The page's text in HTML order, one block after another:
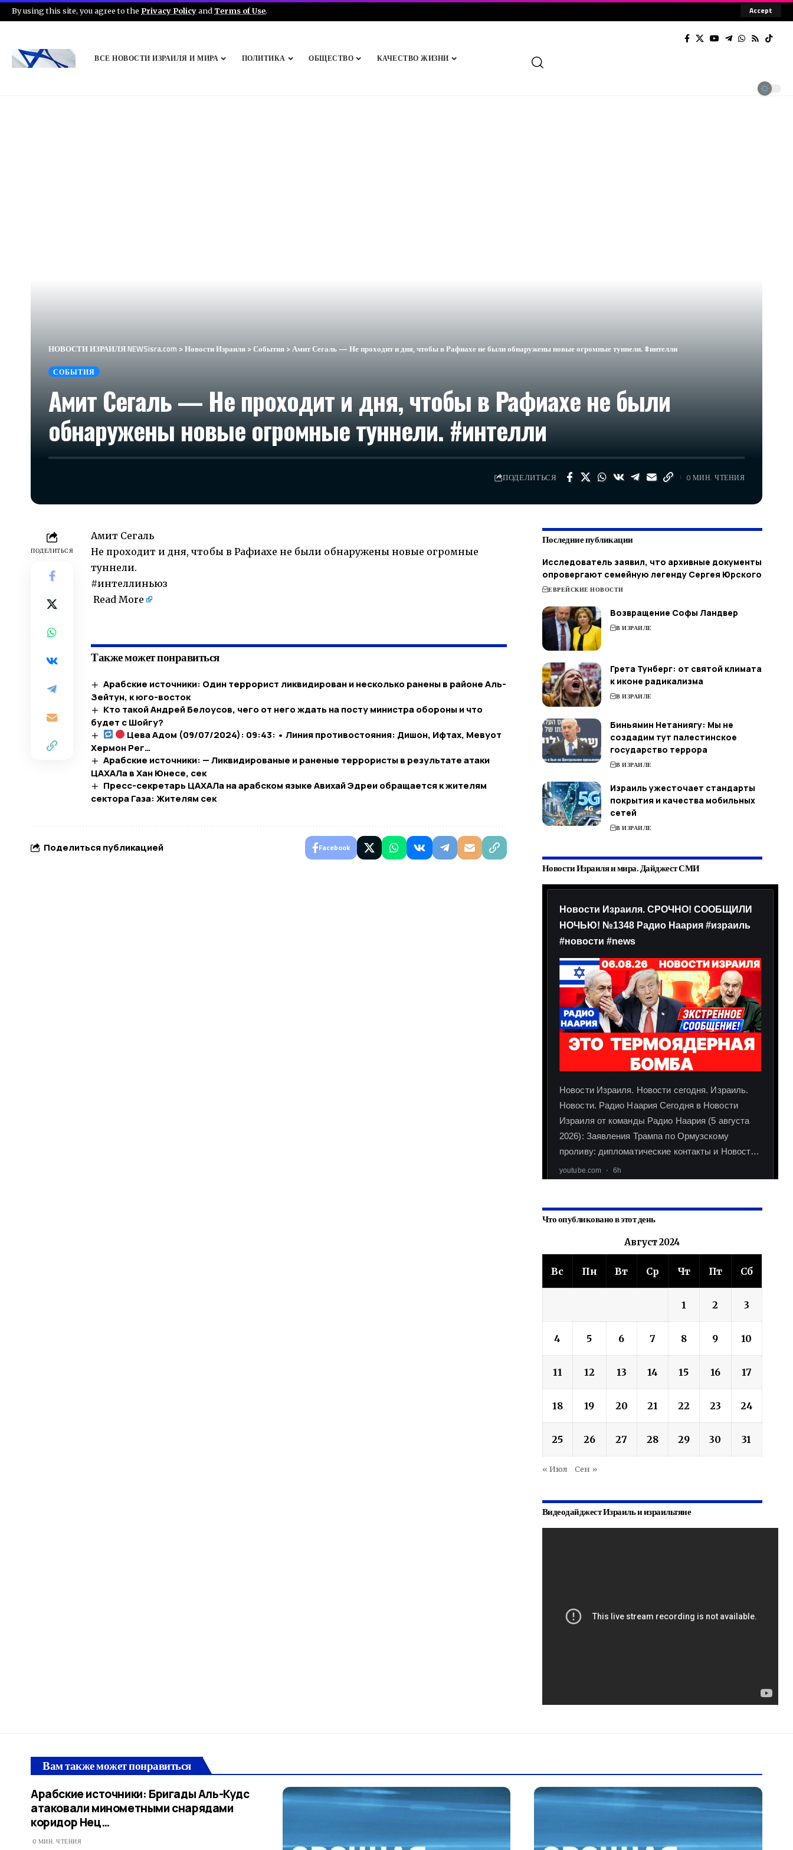
By using this site, you agree to the Privacy Policyand Terms of Use. Accept
ВСЕ НОВОСТИ ИЗРАИЛЯ И МИРА ПОЛИТИКА ОБЩЕСТВО КАЧЕСТВО ЖИЗНИ
НОВОСТИ ИЗРАИЛЯ NEWSisra.com >Новости Израиля >События >Амит Сегаль — Не проходит и дня, чтобы в Рафиахе не были обнаружены новые огромные туннели. #интелли
СОБЫТИЯ
Амит Сегаль — Не проходит и дня, чтобы в Рафиахе не были
обнаружены новые огромные туннели. #интелли
ПОДЕЛИТЬСЯ 0 МИН. ЧТЕНИЯ
ПОДЕЛИТЬСЯ
Амит Сегаль
Не проходит и дня, чтобы в Рафиахе не были обнаружены новые огромные
туннели.
#интеллиньюз
Read More
Также может понравиться
Арабские источники: Один террорист ликвидирован и несколько ранены в районе Аль-
Зейтун, к юго-восток
Кто такой Андрей Белоусов, чего от него ждать на посту министра обороны и что
будет с Шойгу?
Цева Адом (09/07/2024): 09:43: • Линия противостояния: Дишон, Ифтах, Мевуот
Хермон Рег…​
Арабские источники: — Ликвидированые и раненые террористы в результате атаки
ЦАХАЛа в Хан Юнесе, сек
Пресс-секретарь ЦАХАЛа на арабском языке Авихай Эдреи обращается к жителям
сектора Газа: Жителям сек
Поделиться публикацией Facebook
Последние публикации
Исследователь заявил, что архивные документы
опровергают семейную легенду Сергея Юрского
ЕВРЕЙСКИЕ НОВОСТИ
Возвращение Софы Ландвер
В ИЗРАИЛЕ
Грета Тунберг: от святой климата
к иконе радикализма
В ИЗРАИЛЕ
Биньямин Нетаниягу: Мы не
создадим тут палестинское
государство террора
В ИЗРАИЛЕ
Израиль ужесточает стандарты
покрытия и качества мобильных
сетей
В ИЗРАИЛЕ
Новости Израиля и мира. Дайджест СМИ
Что опубликовано в этот день
Август 2024
Вс Пн Вт Ср Чт Пт Сб
1 2 3
4 5 6 7 8 9 10
11 12 13 14 15 16 17
18 19 20 21 22 23 24
25 26 27 28 29 30 31
« Июл Сен »
Видеодайджест Израиль и израильтяне
Вам также может понравиться
Арабские источники: Бригады Аль-Кудс
атаковали минометными снарядами
коридор Нец…​
0 МИН. ЧТЕНИЯ